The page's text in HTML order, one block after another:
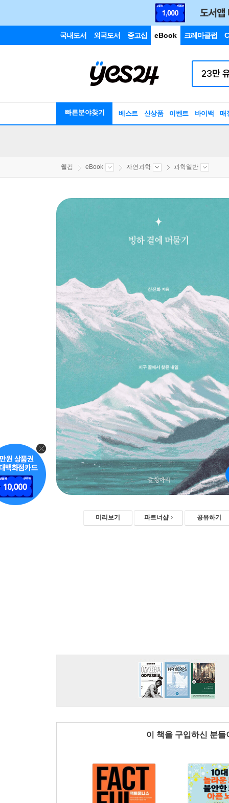
국내도서 외국도서 중고샵 eBook 크레마클럽
빠른분야찾기 베스트 신상품 이벤트 바이백 매
웰컴 eBook 자연과학 과학일반
미리보기 파트너샵 공유하기
이 책을 구입하신 분